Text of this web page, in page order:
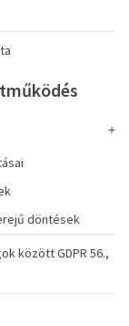
döntések
között GDPR 56.,